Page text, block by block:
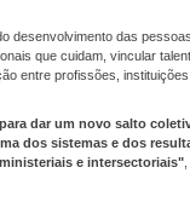
desenvolvimento das
que cuidam, vincular
entre profissões, instituições
dar um novo salto
dos sistemas e dos
e intersectoriais"